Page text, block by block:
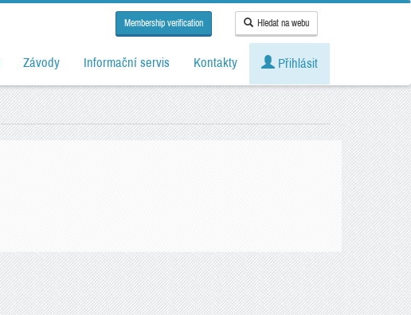
Membership verification Hledat na webu
Závody Informační servis Kontakty Přihlásit